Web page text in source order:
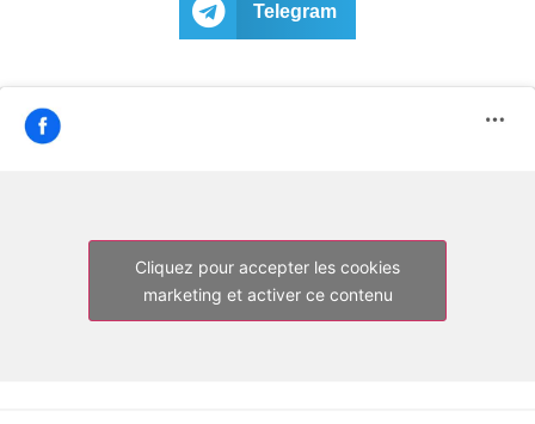
Telegram
Cliquez pour accepter les cookies
marketing et activer ce contenu